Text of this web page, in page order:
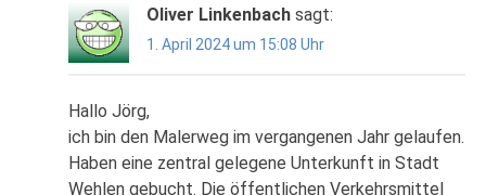
Oliver Linkenbach sagt:
1. April 2024 um 15:08 Uhr
Hallo Jörg,
ich bin den Malerweg im vergangenen Jahr gelaufen.
Haben eine zentral gelegene Unterkunft in Stadt
Wehlen gebucht. Die öffentlichen Verkehrsmittel